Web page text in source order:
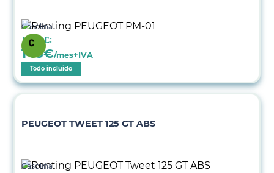
Gasolina
Desde:
148€/mes+IVA
Todo incluido
PEUGEOT TWEET 125 GT ABS
Gasolina